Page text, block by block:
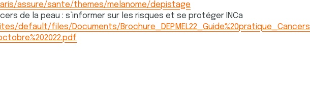
assure/sante/themes/melanome/depistage
de la peau : s’informer sur les risques et se protéger INCa
default/files/Documents/Brochure_DEPMEL22_Guide%20pratique_Cancers